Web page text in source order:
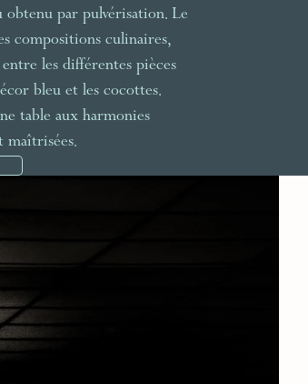
obtenu par pulvérisation. Le
compositions culinaires,
les différentes pièces
bleu et les cocottes.
table aux harmonies
maîtrisées.